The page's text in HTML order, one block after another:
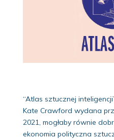
“Atlas sztucznej
Kate Crawford wydana
2021, mogłaby równie
ekonomia polityczna